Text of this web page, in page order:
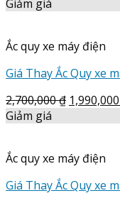
Giảm giá
Ắc quy xe máy điện
Giá Thay Ắc Quy xe
2,700,000₫ 1,990,000
Giảm giá
Ắc quy xe máy điện
Giá Thay Ắc Quy xe